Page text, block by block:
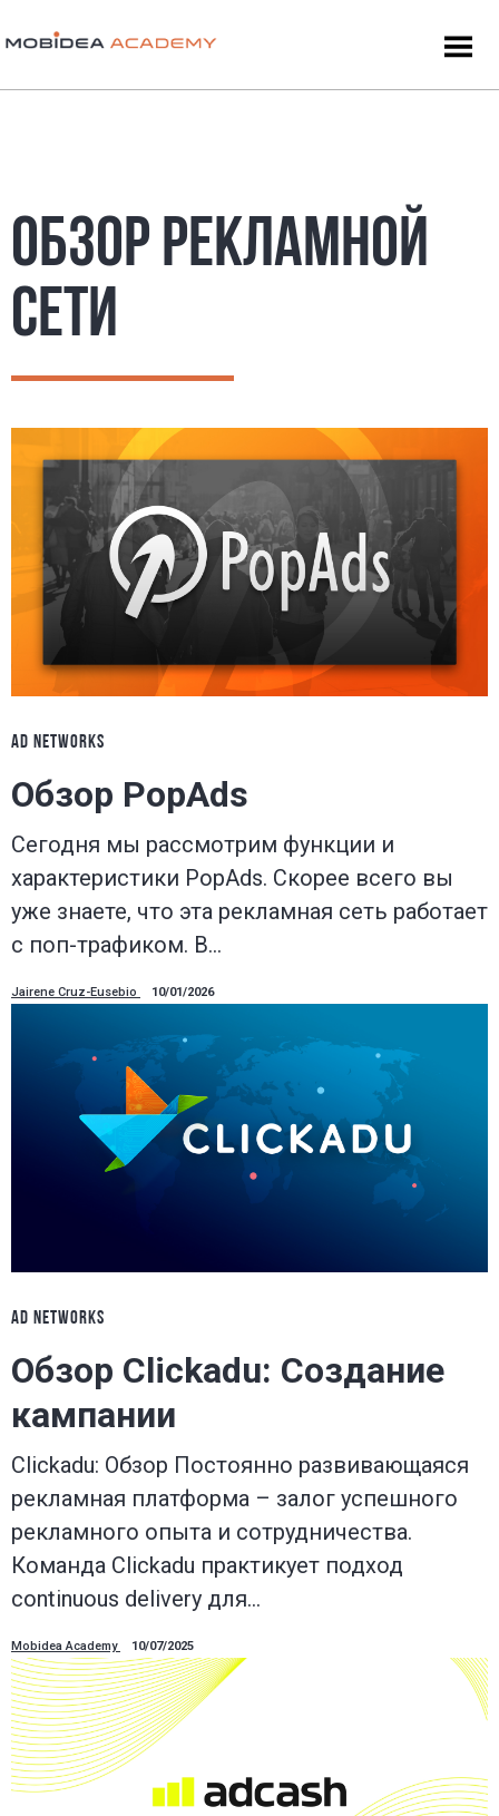
ОБЗОР РЕКЛАМНОЙ
СЕТИ
AD NETWORKS
Обзор PopAds
Сегодня мы рассмотрим функции и
характеристики PopAds. Скорее всего вы
уже знаете, что эта рекламная сеть работает
с поп-трафиком. В…
Jairene Cruz-Eusebio 10/01/2026
AD NETWORKS
Обзор Clickadu: Создание
кампании
Clickadu: Обзор Постоянно развивающаяся
рекламная платформа – залог успешного
рекламного опыта и сотрудничества.
Команда Clickadu практикует подход
continuous delivery для…
Mobidea Academy 10/07/2025